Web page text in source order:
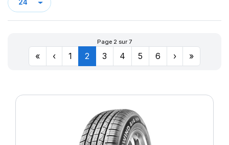
177
201
LLR666
LM11N
LMC4
LXC MASTER
Page 2 sur 7
« ‹ 1 2 3 4 5 6 › »